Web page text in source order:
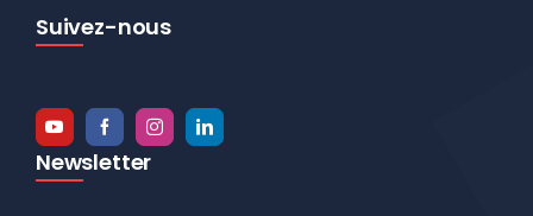
Suivez-nous
Newsletter